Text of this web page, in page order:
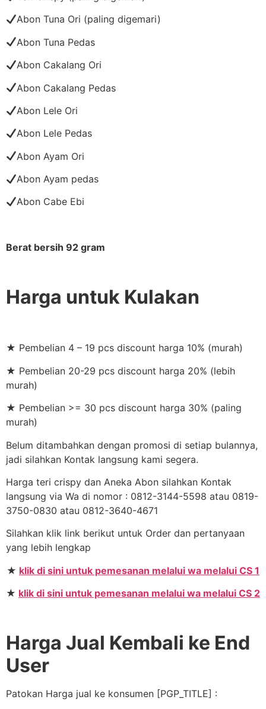
Abon Tuna Ori (paling digemari)
Abon Tuna Pedas
Abon Cakalang Ori
Abon Cakalang Pedas
Abon Lele Ori
Abon Lele Pedas
Abon Ayam Ori
Abon Ayam pedas
Abon Cabe Ebi
Berat bersih 92 gram
Harga untuk Kulakan
★ Pembelian 4 – 19 pcs discount harga 10% (murah)
★ Pembelian 20-29 pcs discount harga 20% (lebih
murah)
★ Pembelian >= 30 pcs discount harga 30% (paling
murah)
Belum ditambahkan dengan promosi di setiap bulannya,
jadi silahkan Kontak langsung kami segera.
Harga teri crispy dan Aneka Abon silahkan Kontak
langsung via Wa di nomor : 0812-3144-5598 atau 0819-
3750-0830 atau 0812-3640-4671
Silahkan klik link berikut untuk Order dan pertanyaan
yang lebih lengkap
★ klik di sini untuk pemesanan melalui wa melalui CS 1
★ klik di sini untuk pemesanan melalui wa melalui CS 2
Harga Jual Kembali ke End
User
Patokan Harga jual ke konsumen [PGP_TITLE] :